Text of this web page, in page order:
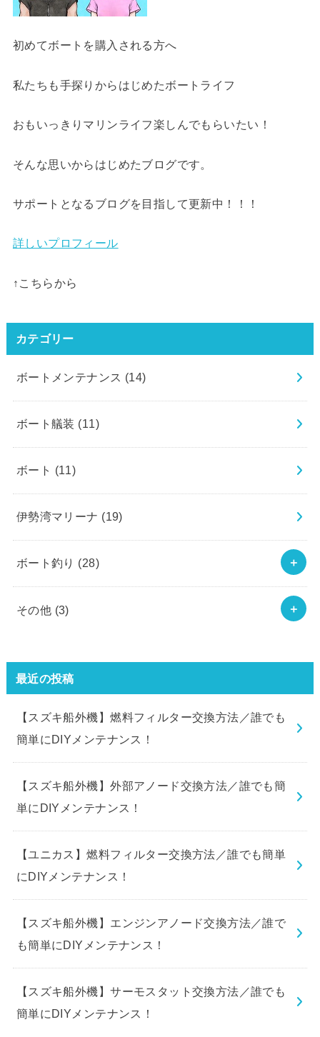
初めてボートを購入される方へ
私たちも手探りからはじめたボートライフ
おもいっきりマリンライフ楽しんでもらいたい！
そんな思いからはじめたブログです。
サポートとなるブログを目指して更新中！！！
詳しいプロフィール
↑こちらから
カテゴリー
ボートメンテナンス (14)
ボート艤装 (11)
ボート (11)
伊勢湾マリーナ (19)
ボート釣り (28)
その他 (3)
最近の投稿
【スズキ船外機】燃料フィルター交換方法／誰でも
簡単にDIYメンテナンス！
【スズキ船外機】外部アノード交換方法／誰でも簡
単にDIYメンテナンス！
【ユニカス】燃料フィルター交換方法／誰でも簡単
にDIYメンテナンス！
【スズキ船外機】エンジンアノード交換方法／誰で
も簡単にDIYメンテナンス！
【スズキ船外機】サーモスタット交換方法／誰でも
簡単にDIYメンテナンス！